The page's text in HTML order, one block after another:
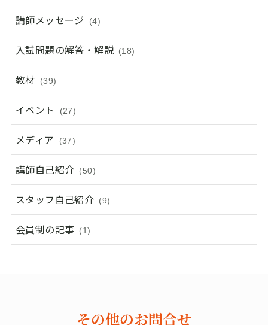
講師メッセージ (4)
入試問題の解答・解説 (18)
教材 (39)
イベント (27)
メディア (37)
講師自己紹介 (50)
スタッフ自己紹介 (9)
会員制の記事 (1)